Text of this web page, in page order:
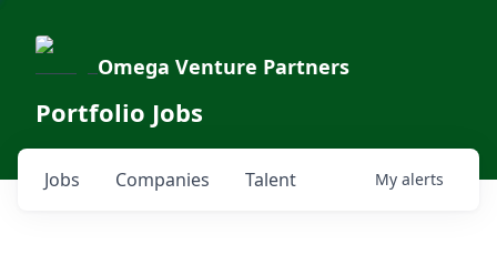
Omega Venture Partners
Portfolio Jobs
Jobs Companies Talent My alerts